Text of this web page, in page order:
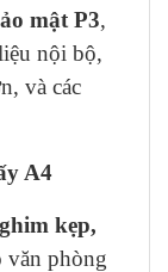
mật P3,
nội bộ,
và các
A4
kẹp,
văn phòng